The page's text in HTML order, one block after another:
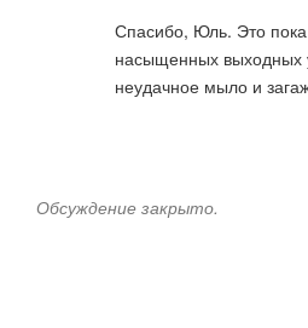
Спасибо, Юль. Это
насыщенных выходных
неудачное мыло и
Обсуждение закрыто.